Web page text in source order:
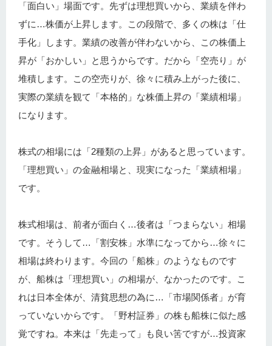
「面白い」場面です。先ずは理想買いから、業績を伴わ
ずに…株価が上昇します。この段階で、多くの株は「仕
手化」します。業績の改善が伴わないから、この株価上
昇が「おかしい」と思うからです。だから「空売り」が
堆積します。この空売りが、徐々に積み上がった後に、
実際の業績を観て「本格的」な株価上昇の「業績相場」
になります。
株式の相場には「2種類の上昇」があると思っています。
「理想買い」の金融相場と、現実になった「業績相場」
です。
株式相場は、前者が面白く…後者は「つまらない」相場
です。そうして…「割安株」水準になってから…徐々に
相場は終わります。今回の「船株」のようなものです
が、船株は「理想買い」の相場が、なかったのです。こ
れは日本全体が、清貧思想の為に…「市場関係者」が育
っていないからです。「野村証券」の株も船株に似た感
覚ですね。本来は「先走って」も良い筈ですが…投資家